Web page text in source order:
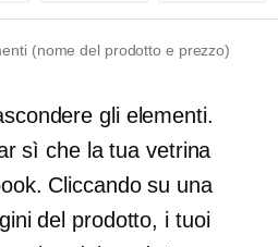
(nome del prodotto e prezzo)
gli elementi.
sì che la tua vetrina
Cliccando su una
del prodotto, i tuoi